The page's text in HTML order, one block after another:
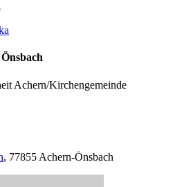
Achern/Kirchengemeinde
, 77855 Achern-Önsbach